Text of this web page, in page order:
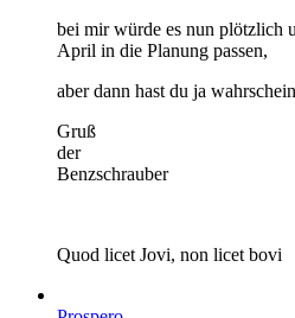
bei mir würde es nun plötzlich
April in die Planung passen,
aber dann hast du ja
Gruß
der
Benzschrauber
Quod licet Jovi, non licet bovi